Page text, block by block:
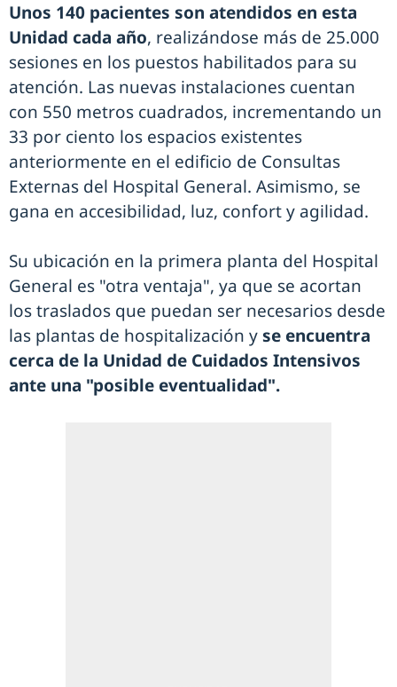
Unos 140 pacientes son atendidos en esta
Unidad cada año, realizándose más de 25.000
sesiones en los puestos habilitados para su
atención. Las nuevas instalaciones cuentan
con 550 metros cuadrados, incrementando un
33 por ciento los espacios existentes
anteriormente en el edificio de Consultas
Externas del Hospital General. Asimismo, se
gana en accesibilidad, luz, confort y agilidad.
Su ubicación en la primera planta del Hospital
General es "otra ventaja", ya que se acortan
los traslados que puedan ser necesarios desde
las plantas de hospitalización yse encuentra
cerca de la Unidad de Cuidados Intensivos
ante una "posible eventualidad".